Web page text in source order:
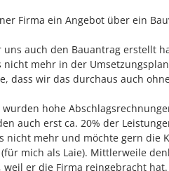
Firma ein Angebot über ein
uns auch den Bauantrag erstellt
nicht mehr in der
dass wir das durchaus auch
wurden hohe
auch erst ca. 20% der
nicht mehr und möchte gern die
mich als Laie). Mittlerweile
weil er die Firma reingebracht